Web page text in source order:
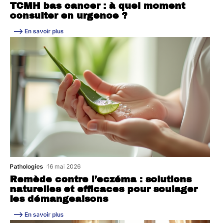
TCMH bas cancer : à quel moment
consulter en urgence ?
En savoir plus
Remède contre l’eczéma : solutions
naturelles et efficaces pour soulager
les démangeaisons
Pathologies 16 mai 2026
En savoir plus